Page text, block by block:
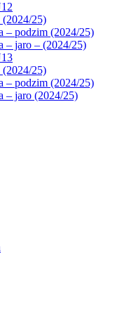
(2024/25)
– podzim (2024/25)
– jaro – (2024/25)
(2024/25)
– podzim (2024/25)
– jaro (2024/25)